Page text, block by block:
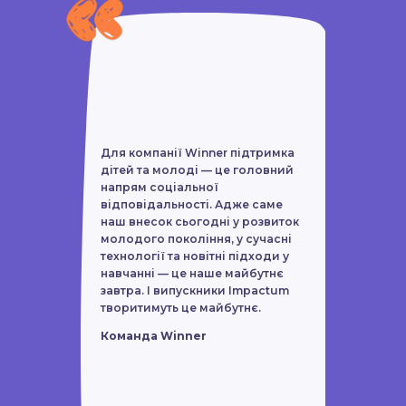
Для компанії Winner підтримка
дітей та молоді — це головний
напрям соціальної
відповідальності. Адже саме
наш внесок сьогодні у розвиток
молодого покоління, у сучасні
технології та новітні підходи у
навчанні — це наше майбутнє
завтра. І випускники Impactum
творитимуть це майбутнє.
Команда Winner
програму на чотири потоки,
враховуючи їхні особливості та
вподобання. Відеолекції та
інтерактивні подкасти з
експертами, інфобокси з
фактами, цікавими історіями,
інфографіками, що
розкривають контексти та
роблять процес навчання
захоплюючим.
Чи отримаю я сертифікат
самовдосконалення;
ресурси та інструменти для
продуктивної та успішної роботи:
проєктний менеджмент: головні
стадії створення спортивного
гуртка, інноваційний контекст
організації фізичного виховання в
загальноосвітніх навчальних
закладах, інструментарій
сучасного вчителя;
розвиток спорту в школі:
фізкультура для покоління Z: як
зробити уроки цікавими, створення
спортивних можливостей в школі,
спортивну діяльність;
дискримінацією та булінг: як